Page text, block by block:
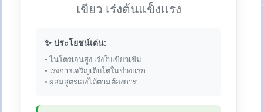
เขียว เร่งต้นแข็งแรง
✨ ประโยชน์เด่น:
• ไนโตรเจนสูง เร่งใบเขียวเข้ม
• เร่งการเจริญเติบโตในช่วงแรก
• ผสมสูตรเองได้ตามต้องการ